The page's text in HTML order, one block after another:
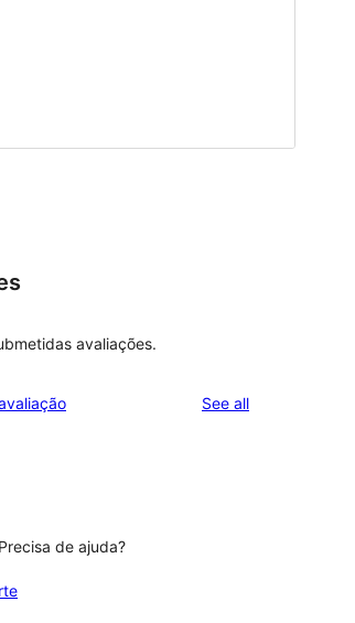
avaliações.
See allreviews
de ajuda?